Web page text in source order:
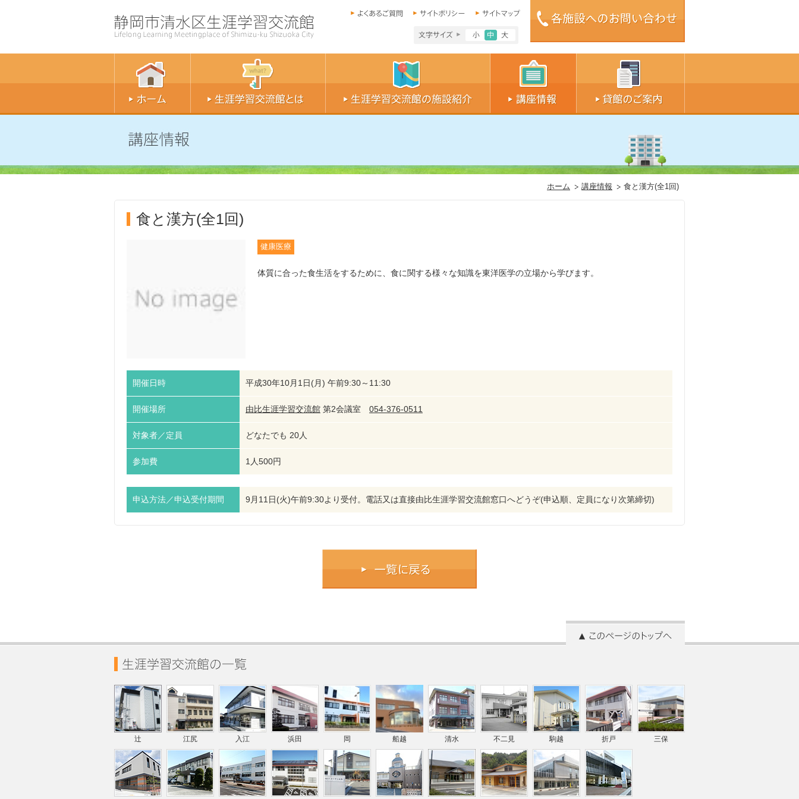
文字サイズ小
文字サイズ中
ホーム 講座情報 食と漢方(全1回)
食と漢方(全1回)
健康医療
体質に合った食生活をするために、食に関する様々な知識を東洋医学の立場から学びます。
開催日時 平成30年10月1日(月) 午前9:30～11:30
開催場所 由比生涯学習交流館 第2会議室 054-376-0511
対象者／定員 どなたでも 20人
参加費 1人500円
申込方法／申込受付期間 9月11日(火)午前9:30より受付。電話又は直接由比生涯学習交流館窓口へどうぞ(申込順、定員になり次第締切)
辻 江尻 入江 浜田 岡 船越 清水 不二見 駒越 折戸 三保